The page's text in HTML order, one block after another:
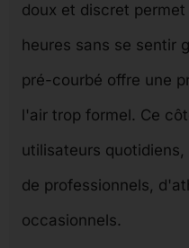
doux et discret
heures sans se sentir
pré-courbé offre une
l'air trop formel. Ce
utilisateurs
de professionnels,
occasionnels.